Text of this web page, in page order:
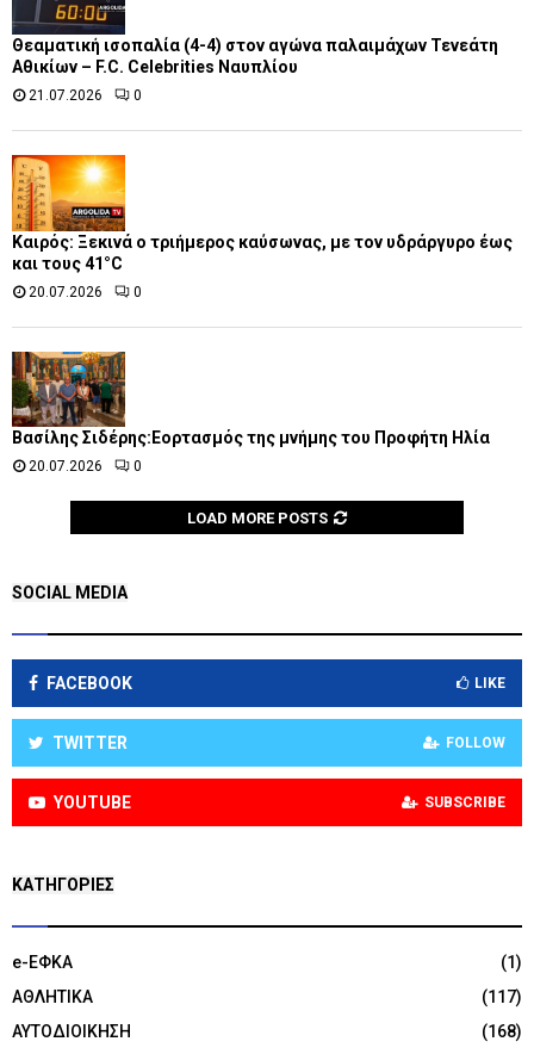
Θεαματική ισοπαλία (4-4) στον αγώνα παλαιμάχων Τενεάτη
Αθικίων – F.C. Celebrities Ναυπλίου
21.07.2026 0
Καιρός: Ξεκινά ο τριήμερος καύσωνας, με τον υδράργυρο έως
και τους 41°C
20.07.2026 0
Βασίλης Σιδέρης:Εορτασμός της μνήμης του Προφήτη Ηλία
20.07.2026 0
LOAD MORE POSTS
SOCIAL MEDIA
FACEBOOK LIKE
TWITTER FOLLOW
YOUTUBE SUBSCRIBE
KΑΤΗΓΟΡΊΕΣ
e-ΕΦΚΑ
(1)
ΑΘΛΗΤΙΚΑ
(117)
ΑΥΤΟΔΙΟΙΚΗΣΗ
(168)